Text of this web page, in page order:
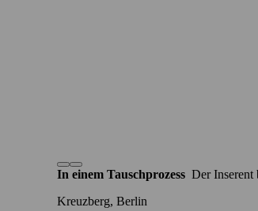
In einem Tauschprozess Der Inserent
Kreuzberg, Berlin